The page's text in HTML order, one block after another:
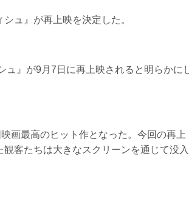
ュ』が再上映を決定した。
ュ』が9月7日に再上映されると明らかに
画最高のヒット作となった。今回の再上
客たちは大きなスクリーンを通じて没入